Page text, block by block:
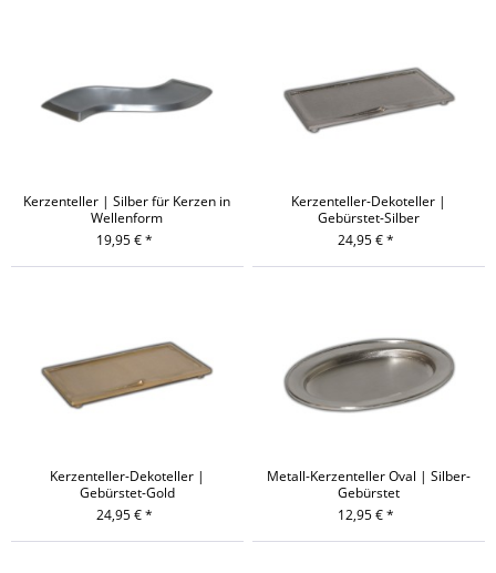
Kerzenteller | Silber für Kerzen in
Wellenform
19,95 € *
Kerzenteller-Dekoteller |
Gebürstet-Silber
24,95 € *
Kerzenteller-Dekoteller |
Gebürstet-Gold
24,95 € *
Metall-Kerzenteller Oval | Silber-
Gebürstet
12,95 € *